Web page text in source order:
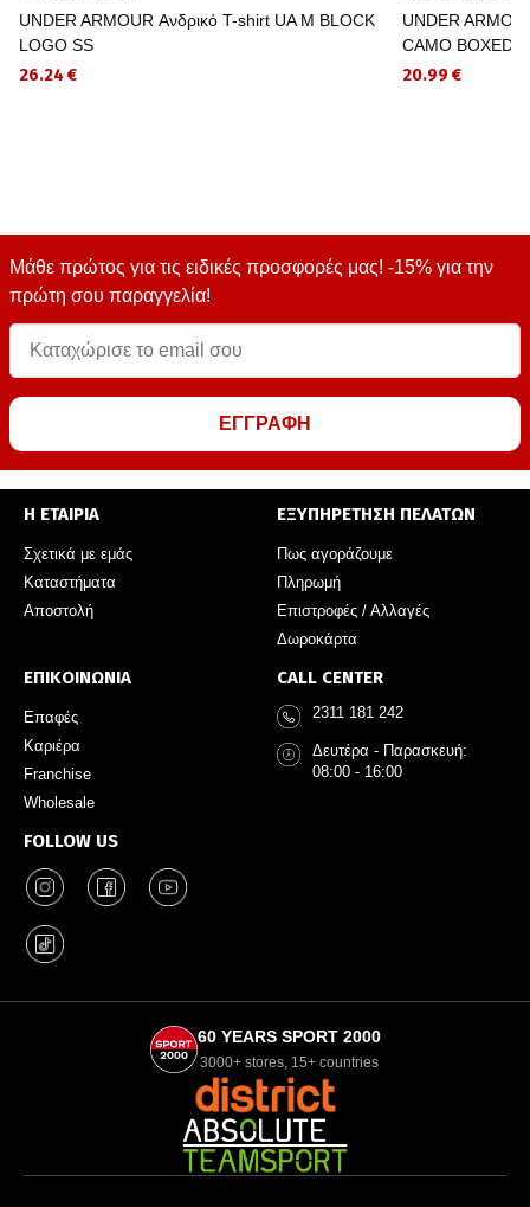
UNDER ARMOUR Ανδρικό T-shirt UA M BLOCK
LOGO SS
26.24 €
UNDER
CAMO BOXED
20.99 €
Μάθε πρώτος για τις ειδικές προσφορές μας! -15% για την
πρώτη σου παραγγελία!
ΕΓΓΡΑΦΗ
Η ΕΤΑΙΡΙΑ
Σχετικά με εμάς
Καταστήματα
Αποστολή
ΕΞΥΠΗΡΕΤΗΣΗ ΠΕΛΑΤΩΝ
Πως αγοράζουμε
Πληρωμή
Επιστροφές / Αλλαγές
Δωροκάρτα
ΕΠΙΚΟΙΝΩΝΙΑ
Επαφές
Καριέρα
Franchise
Wholesale
FOLLOW US
CALL CENTER
2311 181 242
Δευτέρα - Παρασκευή:
08:00 - 16:00
60 YEARS SPORT 2000
3000+ stores, 15+ countries